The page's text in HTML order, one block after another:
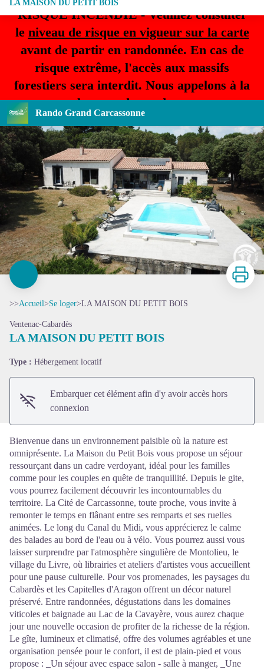
RISQUE INCENDIE - Veuillez consulter
le niveau de risque en vigueur sur la carte
avant de partir en randonnée. En cas de
risque extrême, l'accès aux massifs
forestiers sera interdit. Nous appelons à la
plus grande prudence.
Rando Grand Carcassonne
LA MAISON DU PETIT BOIS
Imprimer
>>Accueil>Se loger>LA MAISON DU PETIT BOIS
Ventenac-Cabardès
LA MAISON DU PETIT BOIS
Type : Hébergement locatif
Embarquer cet élément afin d'y avoir accès hors
connexion
Bienvenue dans un environnement paisible où la nature est
omniprésente. La Maison du Petit Bois vous propose un séjour
ressourçant dans un cadre verdoyant, idéal pour les familles
comme pour les couples en quête de tranquillité. Depuis le gite,
vous pourrez facilement découvrir les incontournables du
territoire. La Cité de Carcassonne, toute proche, vous invite à
remonter le temps en flânant entre ses remparts et ses ruelles
animées. Le long du Canal du Midi, vous apprécierez le calme
des balades au bord de l'eau ou à vélo. Vous pourrez aussi vous
laisser surprendre par l'atmosphère singulière de Montolieu, le
village du Livre, où librairies et ateliers d'artistes vous accueillent
pour une pause culturelle. Pour vos promenades, les paysages du
Cabardès et les Capitelles d'Aragon offrent un décor naturel
préservé. Entre randonnées, dégustations dans les domaines
viticoles et baignade au Lac de la Cavayère, vous aurez chaque
jour une nouvelle occasion de profiter de la richesse de la région.
Le gîte, lumineux et climatisé, offre des volumes agréables et une
organisation pensée pour le confort, il est de plain-pied et vous
propose : _Un séjour avec espace salon - salle à manger, _Une